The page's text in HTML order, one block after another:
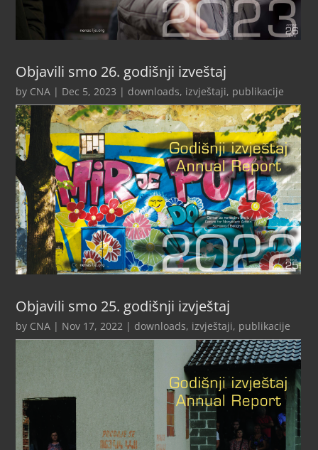
Objavili smo 26. godišnji izveštaj
by CNA | Dec 5, 2023 | downloads, izvještaji, publikacije
Objavili smo 25. godišnji izvještaj
by CNA | Nov 17, 2022 | downloads, izvještaji, publikacije